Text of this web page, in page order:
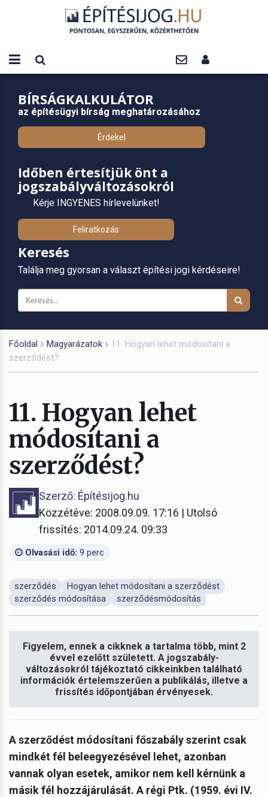
BÍRSÁGKALKULÁTOR
az építésügyi bírság meghatározásához
Érdekel
Időben értesítjük önt a
jogszabályváltozásokról
Kérje INGYENES hírlevelünket!
Feliratkozás
Keresés
Találja meg gyorsan a választ építési jogi kérdéseire!
Főoldal Magyarázatok
11. Hogyan lehet módosítani a
szerződést?
11. Hogyan lehet
módosítani a
szerződést?
Szerző: Építésijog.hu
Közzétéve: 2008.09.09. 17:16 | Utolsó
frissítés: 2014.09.24. 09:33
Olvasási idő: 9 perc
szerződés
Hogyan lehet módosítani a szerződést
szerződés módosítása
szerződésmódosítás
Figyelem, ennek a cikknek a tartalma több, mint 2
évvel ezelőtt született. A jogszabály-
változásokról tájékoztató cikkeinkben található
információk értelemszerűen a publikálás, illetve a
frissítés időpontjában érvényesek.
A szerződést módosítani főszabály szerint csak
mindkét fél beleegyezésével lehet, azonban
vannak olyan esetek, amikor nem kell kérnünk a
másik fél hozzájárulását. A régi Ptk. (1959. évi IV.